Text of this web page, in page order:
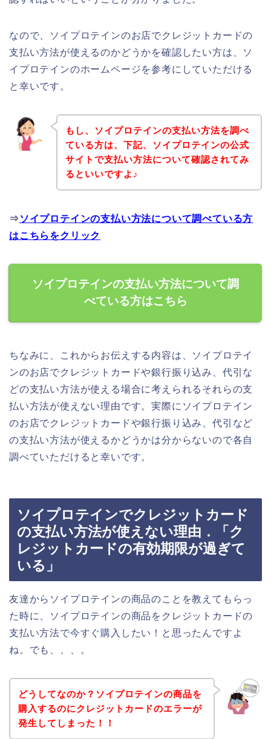
なので、ソイプロテインのお店でクレジットカードの
支払い方法が使えるのかどうかを確認したい方は、ソ
イプロテインのホームページを参考にしていただける
と幸いです。
もし、ソイプロテインの支払い方法を調べ
ている方は、下記、ソイプロテインの公式
サイトで支払い方法について確認されてみ
るといいですよ♪
⇒ ソイプロテインの支払い方法について調べている方
はこちらをクリック
ソイプロテインの支払い方法について調
べている方はこちら
ちなみに、これからお伝えする内容は、ソイプロテイ
ンのお店でクレジットカードや銀行振り込み、代引な
どの支払い方法が使える場合に考えられるそれらの支
払い方法が使えない理由です。実際にソイプロテイン
のお店でクレジットカードや銀行振り込み、代引など
の支払い方法が使えるかどうかは分からないので各自
調べていただけると幸いです。
ソイプロテインでクレジットカード
の支払い方法が使えない理由．「ク
レジットカードの有効期限が過ぎて
いる」
友達からソイプロテインの商品のことを教えてもらっ
た時に、ソイプロテインの商品をクレジットカードの
支払い方法で今すぐ購入したい！と思ったんですよ
ね。でも、、、。
どうしてなのか？ソイプロテインの商品を
購入するのにクレジットカードのエラーが
発生してしまった！！